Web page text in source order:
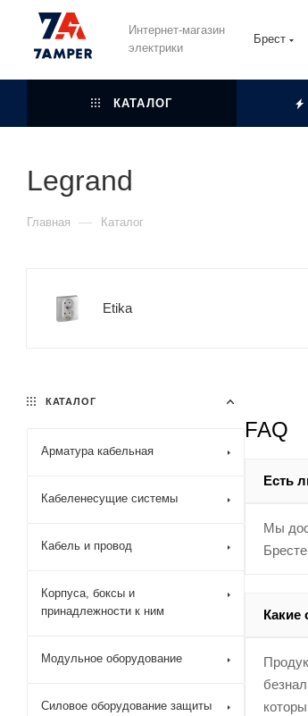
Интернет-магазин
электрики
Брест
КАТАЛОГ
Legrand
Главная — Каталог
Etika
FAQ
Есть
Мы
Какие
КАТАЛОГ
Арматура кабельная
Кабеленесущие системы
Кабель и провод
Корпуса, боксы и
принадлежности к ним
Модульное оборудование
Силовое оборудование защиты